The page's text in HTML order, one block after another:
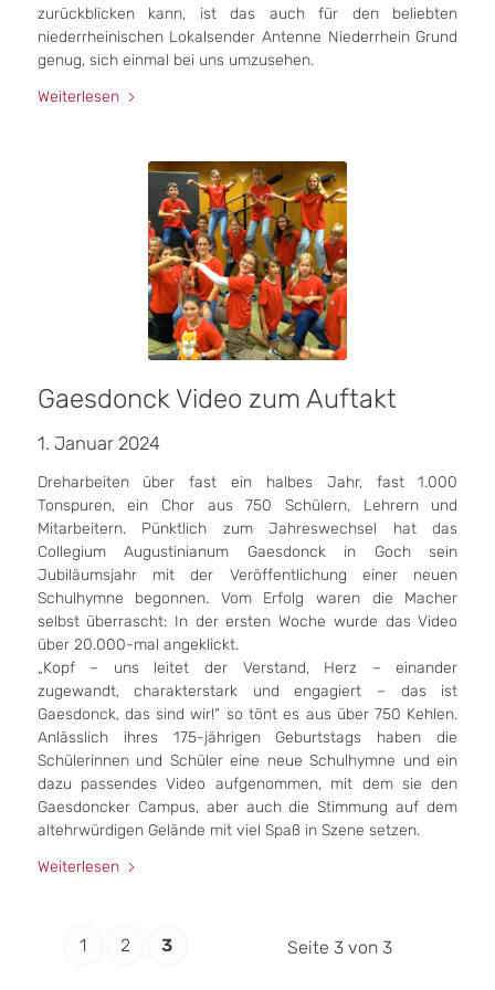
zurückblicken kann, ist das auch für den beliebten
niederrheinischen Lokalsender Antenne Niederrhein Grund
genug, sich einmal bei uns umzusehen.
Weiterlesen
Gaesdonck Video zum Auftakt
1. Januar 2024
Dreharbeiten über fast ein halbes Jahr, fast 1.000
Tonspuren, ein Chor aus 750 Schülern, Lehrern und
Mitarbeitern. Pünktlich zum Jahreswechsel hat das
Collegium Augustinianum Gaesdonck in Goch sein
Jubiläumsjahr mit der Veröffentlichung einer neuen
Schulhymne begonnen. Vom Erfolg waren die Macher
selbst überrascht: In der ersten Woche wurde das Video
über 20.000-mal angeklickt.
„Kopf – uns leitet der Verstand, Herz – einander
zugewandt, charakterstark und engagiert – das ist
Gaesdonck, das sind wir!“ so tönt es aus über 750 Kehlen.
Anlässlich ihres 175-jährigen Geburtstags haben die
Schülerinnen und Schüler eine neue Schulhymne und ein
dazu passendes Video aufgenommen, mit dem sie den
Gaesdoncker Campus, aber auch die Stimmung auf dem
altehrwürdigen Gelände mit viel Spaß in Szene setzen.
Weiterlesen
Seite 3 von 3
1 2 3